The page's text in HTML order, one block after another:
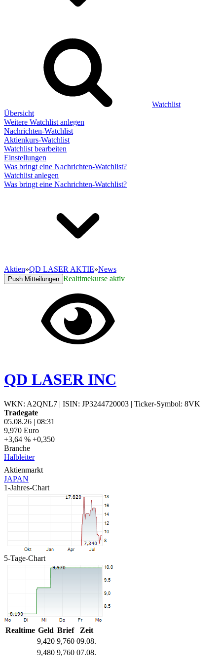
Watchlist
Übersicht
Weitere Watchlist anlegen
Nachrichten-Watchlist
Aktienkurs-Watchlist
Watchlist bearbeiten
Einstellungen
Was bringt eine Nachrichten-Watchlist?
Watchlist anlegen
Was bringt eine Nachrichten-Watchlist?
Aktien»QD LASER AKTIE»News
Push Mitteilungen Realtimekurse aktiv
QD LASER INC
WKN: A2QNL7 | ISIN: JP3244720003 | Ticker-Symbol: 8VK
Tradegate
05.08.26 | 08:31
9,970 Euro
+3,64 % +0,350
Branche
Halbleiter
Aktienmarkt
JAPAN
1-Jahres-Chart
5-Tage-Chart
Realtime Geld Brief
Zeit
9,420 9,760 09.08.
9,480 9,760 07.08.